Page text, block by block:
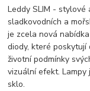
Leddy SLIM - stylové
sladkovodních a
je zcela nová
diody, které
životní podmínky
vizuální efekt.
sklo.